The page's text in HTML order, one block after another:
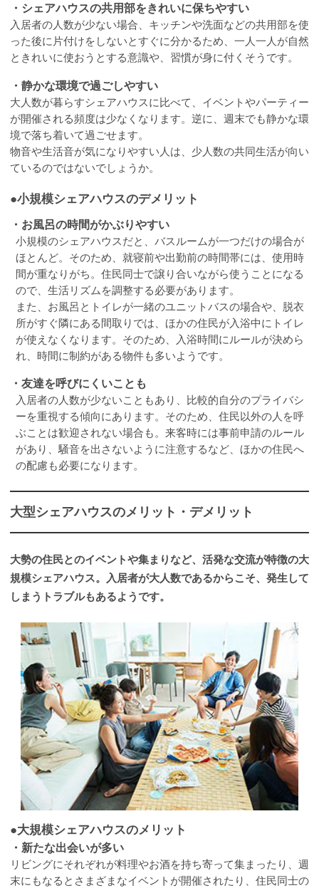
・シェアハウスの共用部をきれいに保ちやすい
入居者の人数が少ない場合、キッチンや洗面などの共用部を使
った後に片付けをしないとすぐに分かるため、一人一人が自然
ときれいに使おうとする意識や、習慣が身に付くそうです。
・静かな環境で過ごしやすい
大人数が暮らすシェアハウスに比べて、イベントやパーティー
が開催される頻度は少なくなります。逆に、週末でも静かな環
境で落ち着いて過ごせます。
物音や生活音が気になりやすい人は、少人数の共同生活が向い
ているのではないでしょうか。
●小規模シェアハウスのデメリット
・お風呂の時間がかぶりやすい
小規模のシェアハウスだと、バスルームが一つだけの場合が
ほとんど。そのため、就寝前や出勤前の時間帯には、使用時
間が重なりがち。住民同士で譲り合いながら使うことになる
ので、生活リズムを調整する必要があります。
また、お風呂とトイレが一緒のユニットバスの場合や、脱衣
所がすぐ隣にある間取りでは、ほかの住民が入浴中にトイレ
が使えなくなります。そのため、入浴時間にルールが決めら
れ、時間に制約がある物件も多いようです。
・友達を呼びにくいことも
入居者の人数が少ないこともあり、比較的自分のプライバシ
ーを重視する傾向にあります。そのため、住民以外の人を呼
ぶことは歓迎されない場合も。来客時には事前申請のルール
があり、騒音を出さないように注意するなど、ほかの住民へ
の配慮も必要になります。
大型シェアハウスのメリット・デメリット
大勢の住民とのイベントや集まりなど、活発な交流が特徴の大
規模シェアハウス。入居者が大人数であるからこそ、発生して
しまうトラブルもあるようです。
●大規模シェアハウスのメリット
・新たな出会いが多い
リビングにそれぞれが料理やお酒を持ち寄って集まったり、週
末にもなるとさまざまなイベントが開催されたり、住民同士の